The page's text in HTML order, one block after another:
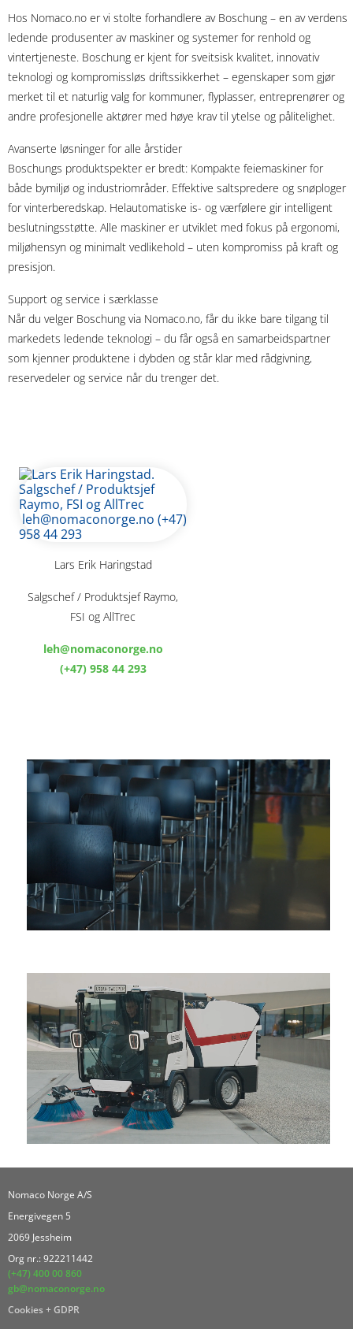
Hos Nomaco.no er vi stolte forhandlere av Boschung – en av verdens
ledende produsenter av maskiner og systemer for renhold og
vintertjeneste. Boschung er kjent for sveitsisk kvalitet, innovativ
teknologi og kompromissløs driftssikkerhet – egenskaper som gjør
merket til et naturlig valg for kommuner, flyplasser, entreprenører og
andre profesjonelle aktører med høye krav til ytelse og pålitelighet.
Avanserte løsninger for alle årstider
Boschungs produktspekter er bredt: Kompakte feiemaskiner for
både bymiljø og industriområder. Effektive saltspredere og snøploger
for vinterberedskap. Helautomatiske is- og værfølere gir intelligent
beslutningsstøtte. Alle maskiner er utviklet med fokus på ergonomi,
miljøhensyn og minimalt vedlikehold – uten kompromiss på kraft og
presisjon.
Support og service i særklasse
Når du velger Boschung via Nomaco.no, får du ikke bare tilgang til
markedets ledende teknologi – du får også en samarbeidspartner
som kjenner produktene i dybden og står klar med rådgivning,
reservedeler og service når du trenger det.
Lars Erik Haringstad
Salgschef / Produktsjef Raymo,
FSI og AllTrec
leh@nomaconorge.no
(+47) 958 44 293
Nomaco Norge A/S
Energivegen 5
2069 Jessheim
Org nr.: 922211442
(+47) 400 00 860
gb@nomaconorge.no
Cookies + GDPR